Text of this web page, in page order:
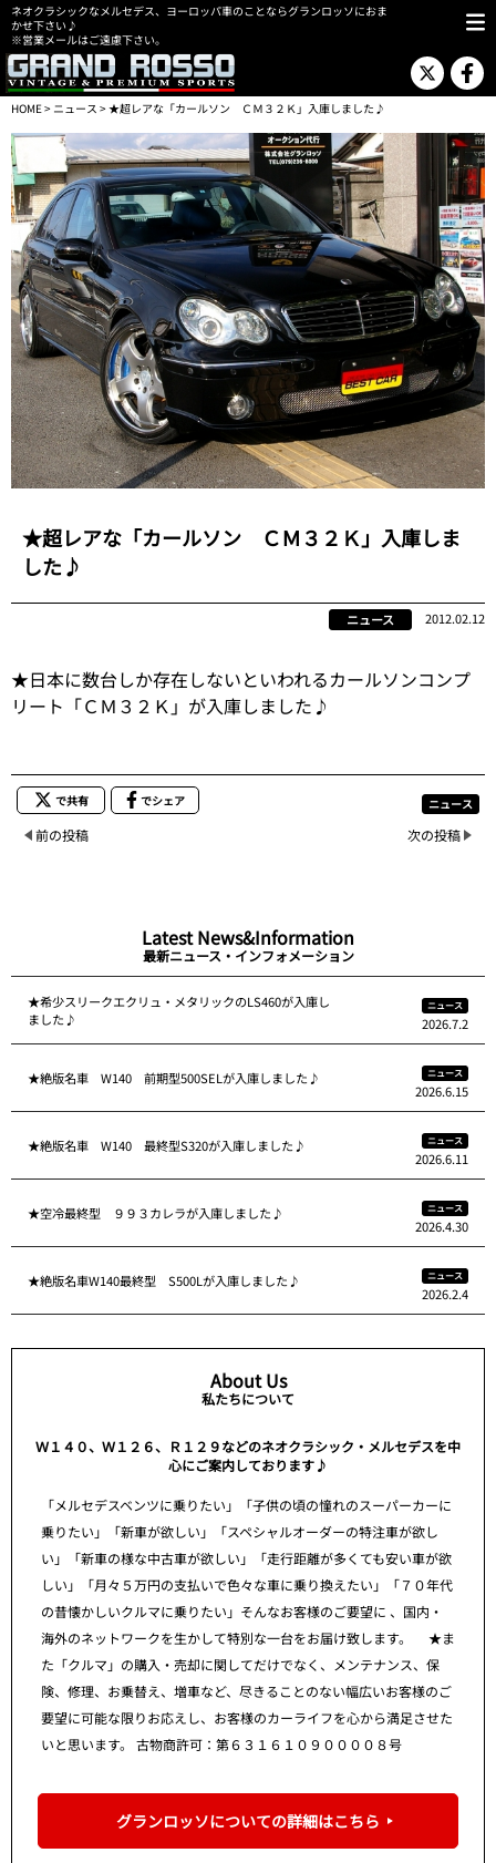
ネオクラシックなメルセデス、ヨーロッパ車のことならグランロッソにおま
かせ下さい♪
※営業メールはご遠慮下さい。
HOME> ニュース > ★超レアな「カールソン ＣＭ３２Ｋ」入庫しました♪
★超レアな「カールソン ＣＭ３２Ｋ」入庫しま
した♪
ニュース 2012.02.12
★日本に数台しか存在しないといわれるカールソンコンプ
リート「ＣＭ３２Ｋ」が入庫しました♪
で共有 でシェア ニュース
前の投稿 次の投稿
Latest News&Information
最新ニュース・インフォメーション
★希少スリークエクリュ・メタリックのLS460が入庫し
ました♪
ニュース
2026.7.2
★絶版名車 W140 前期型500SELが入庫しました♪ ニュース
2026.6.15
★絶版名車 W140 最終型S320が入庫しました♪ ニュース
2026.6.11
★空冷最終型 ９９３カレラが入庫しました♪ ニュース
2026.4.30
★絶版名車W140最終型 S500Lが入庫しました♪ ニュース
2026.2.4
About Us
私たちについて
Ｗ１４０、Ｗ１２６、Ｒ１２９などのネオクラシック・メルセデスを中
心にご案内しております♪
「メルセデスベンツに乗りたい」「子供の頃の憧れのスーパーカーに
乗りたい」「新車が欲しい」「スペシャルオーダーの特注車が欲し
い」「新車の様な中古車が欲しい」「走行距離が多くても安い車が欲
しい」「月々５万円の支払いで色々な車に乗り換えたい」「７０年代
の昔懐かしいクルマに乗りたい」そんなお客様のご要望に 、国内・
海外のネットワークを生かして特別な一台をお届け致します。 ★ま
た「クルマ」の購入・売却に関してだけでなく、メンテナンス、保
険、修理、お乗替え、増車など、尽きることのない幅広いお客様のご
要望に可能な限りお応えし、お客様のカーライフを心から満足させた
いと思います。 古物商許可：第６３１６１０９００００８号
グランロッソについての詳細はこちら